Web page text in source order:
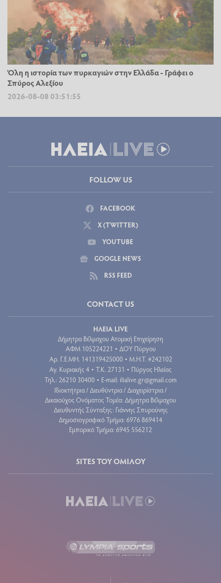
Όλη η ιστορία των πυρκαγιών στην Ελλάδα - Γράφει ο
Σπύρος Αλεξίου
2026-08-08 03:51:55
FOLLOW US
FACEBOOK
X (TWITTER)
YOUTUBE
GOOGLE NEWS
RSS FEED
CONTACT US
ΗΛΕΙΑ LIVE
Δήμητρα Βέλμαχου Ατομική Επιχείρηση
ΑΦΜ 105224221 • ΔΟΥ Πύργου
Aρ. Γ.Ε.ΜΗ. 141319425000 • Μ.Η.Τ. #242102
Αγ. Κυριακής 4 • Τ.Κ. 27131 • Πύργος Ηλείας
Τηλ.: 26210 30400 • E-mail: ilialive.gr@gmail.com
Ιδιοκτήτρια / Διευθύντρια / Διαχειρίστρια /
Δικαιούχος Ονόματος Τομέα: Δήμητρα Βέλμαχου
Διευθυντής Σύνταξης: Γιάννης Σπυρούνης
Δημοσιογραφικό Τμήμα: 6976 869414
Εμπορικό Τμήμα: 6945 556212
SITES ΤΟΥ ΟΜΙΛΟΥ